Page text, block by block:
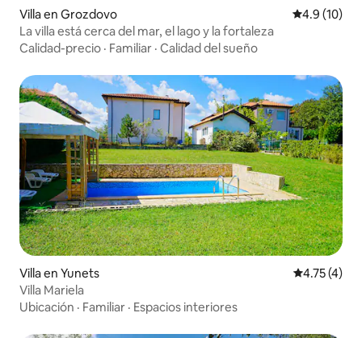
Villa en Grozdovo Calificación
4.9 (10)
La villa está cerca del mar, el lago y la fortaleza
Calidad-precio · Familiar · Calidad del sueño
Villa en Yunets Calificación
4.75 (4)
Villa Mariela
Ubicación · Familiar · Espacios interiores